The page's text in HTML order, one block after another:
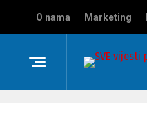
O nama Marketing